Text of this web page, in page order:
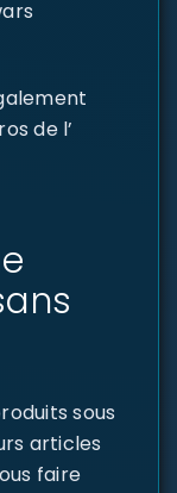
de l’
sous
articles
faire